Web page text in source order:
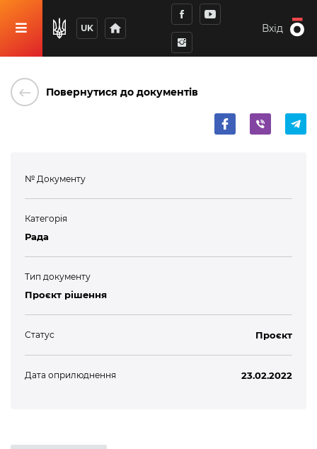
UK home Вхід
keyboard_backspace Повернутися до документів
№ Документу
Категорія
Рада
Тип документу
Проєкт рішення
Статус Проєкт
Дата оприлюднення 23.02.2022